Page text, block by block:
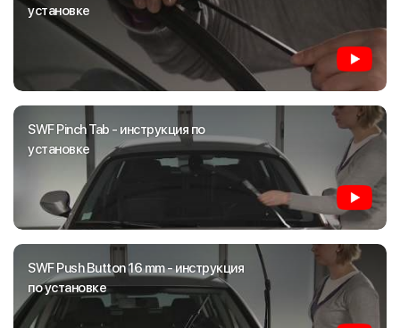
установке
SWF Pinch Tab - инструкция по
установке
SWF Push Button 16 mm - инструкция
по установке